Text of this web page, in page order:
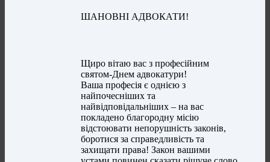
ШАНОВНІ АДВОКАТИ!
Щиро вітаю вас з професійним
святом-Днем адвокатури!
Ваша професія є однією з
найпочесніших та
найвідповідальніших – на вас
покладено благородну місію
відстоювати непорушність законів,
боротися за справедливість та
захищати права! Закон вашими